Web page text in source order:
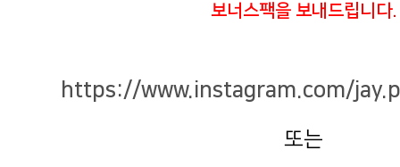
보너스팩을 보내드립니다.
https://www.instagram.com/
또는